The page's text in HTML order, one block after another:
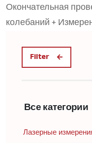
Окончательная
колебаний +
Filter
Все категории
Лазерные